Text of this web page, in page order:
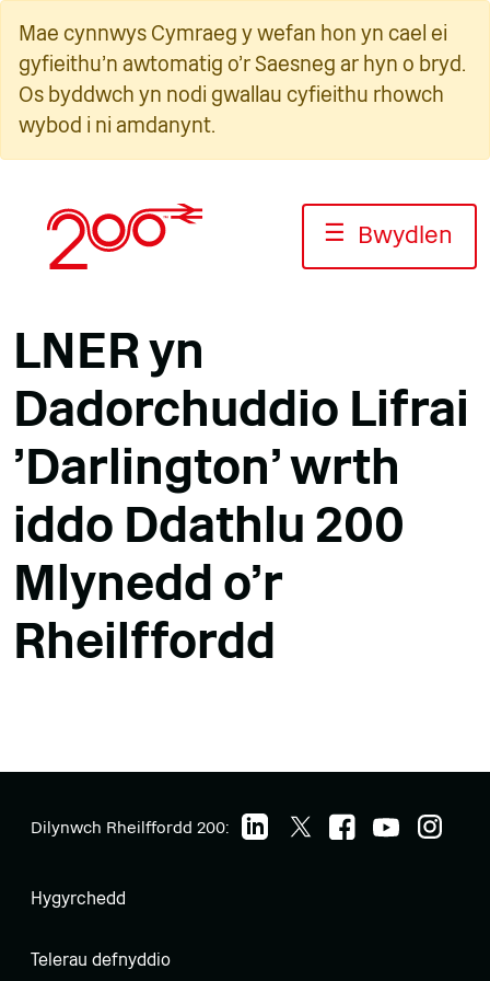
cynnwys
Mae cynnwys Cymraeg y wefan hon yn cael ei
gyfieithu'n awtomatig o'r Saesneg ar hyn o bryd.
Os byddwch yn nodi gwallau cyfieithu rhowch
wybod i ni amdanynt.
☰ Bwydlen
LNER yn
Dadorchuddio Lifrai
'Darlington' wrth
iddo Ddathlu 200
Mlynedd o'r
Rheilffordd
Dilynwch Rheilffordd 200:
Hygyrchedd
Telerau defnyddio